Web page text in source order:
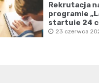
Rekrutacja
programie
startuje 24
23 czerwca